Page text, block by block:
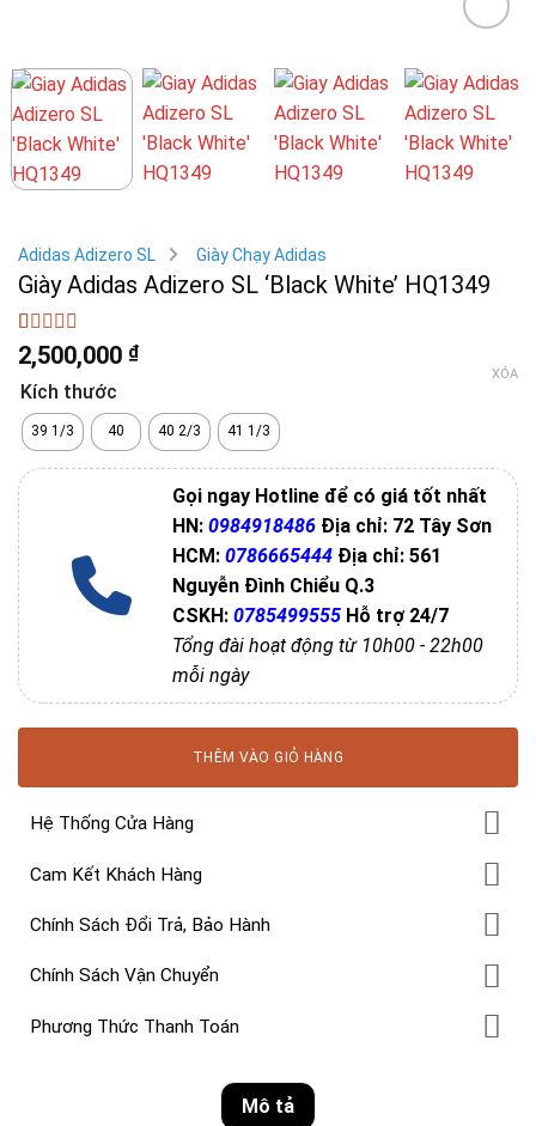
Adidas Adizero SL Giày Chạy Adidas
Giày Adidas Adizero SL ‘Black White’ HQ1349
4trên 5
dựa trên
1
đánh giá
2,500,000 ₫
Kích thước
39 1/3 40 40 2/3 41 1/3
XÓA
Gọi ngay Hotline để có giá tốt nhất
HN:0984918486 Địa chỉ: 72 Tây Sơn
HCM:0786665444 Địa chỉ: 561
Nguyễn Đình Chiểu Q.3
CSKH:0785499555 Hỗ trợ 24/7
Tổng đài hoạt động từ 10h00 - 22h00
mỗi ngày
THÊM VÀO GIỎ HÀNG
Hệ Thống Cửa Hàng
Cam Kết Khách Hàng
Chính Sách Đổi Trả, Bảo Hành
Chính Sách Vận Chuyển
Phương Thức Thanh Toán
Mô tả